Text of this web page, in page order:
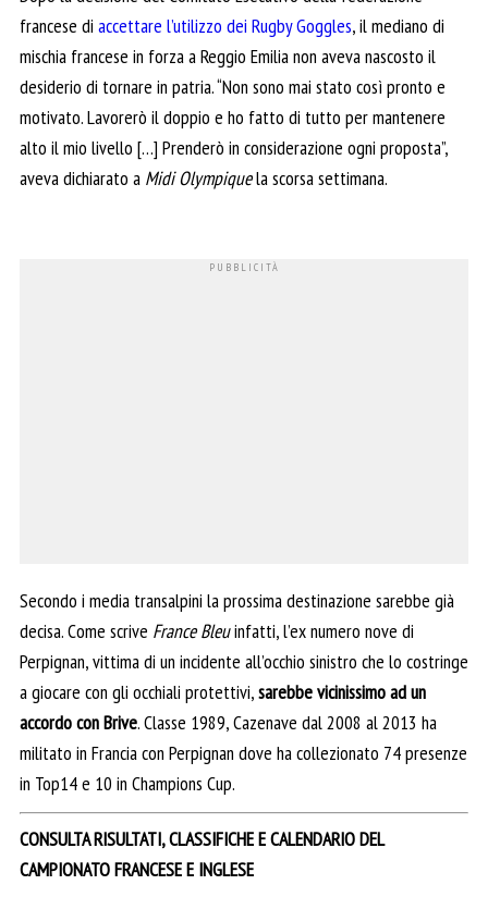
francese di accettare l’utilizzo dei Rugby Goggles, il mediano di
mischia francese in forza a Reggio Emilia non aveva nascosto il
desiderio di tornare in patria. “Non sono mai stato così pronto e
motivato. Lavorerò il doppio e ho fatto di tutto per mantenere
alto il mio livello […] Prenderò in considerazione ogni proposta”,
aveva dichiarato a Midi Olympiquela scorsa settimana.
Secondo i media transalpini la prossima destinazione sarebbe già
decisa. Come scrive France Bleuinfatti, l’ex numero nove di
Perpignan, vittima di un incidente all’occhio sinistro che lo costringe
a giocare con gli occhiali protettivi,sarebbe vicinissimo ad un
accordo con Brive. Classe 1989, Cazenave dal 2008 al 2013 ha
militato in Francia con Perpignan dove ha collezionato 74 presenze
in Top14 e 10 in Champions Cup.
CONSULTA RISULTATI, CLASSIFICHE E CALENDARIO DEL
CAMPIONATO FRANCESE E INGLESE